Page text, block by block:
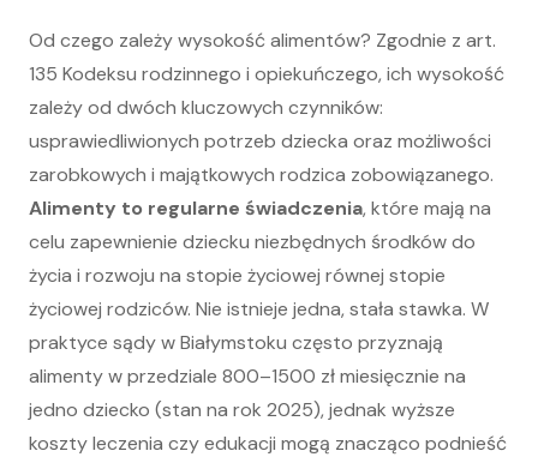
Od czego zależy wysokość alimentów? Zgodnie z art.
135 Kodeksu rodzinnego i opiekuńczego, ich wysokość
zależy od dwóch kluczowych czynników:
usprawiedliwionych potrzeb dziecka oraz możliwości
zarobkowych i majątkowych rodzica zobowiązanego.
Alimenty to regularne świadczenia, które mają na
celu zapewnienie dziecku niezbędnych środków do
życia i rozwoju na stopie życiowej równej stopie
życiowej rodziców. Nie istnieje jedna, stała stawka. W
praktyce sądy w Białymstoku często przyznają
alimenty w przedziale 800–1500 zł miesięcznie na
jedno dziecko (stan na rok 2025), jednak wyższe
koszty leczenia czy edukacji mogą znacząco podnieść